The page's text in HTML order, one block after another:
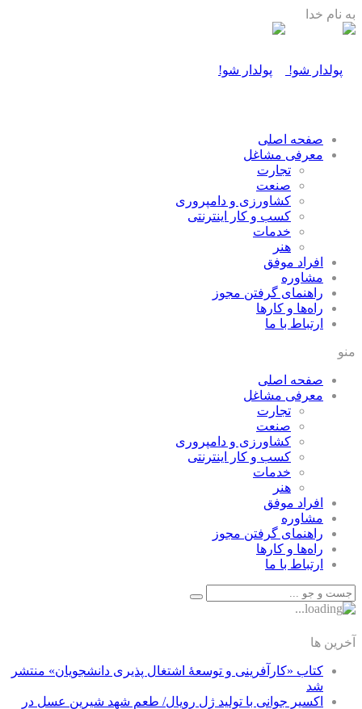
به نام خدا
صفحه اصلی
معرفی مشاغل
تجارت
صنعت
كشاورزی و دامپروری
كسب و كار اينترنتی
خدمات
هنر
افراد موفق
مشاوره
راهنمای گرفتن مجوز
راه‌ها و كارها
ارتباط با ما
منو
صفحه اصلی
معرفی مشاغل
تجارت
صنعت
كشاورزی و دامپروری
كسب و كار اينترنتی
خدمات
هنر
افراد موفق
مشاوره
راهنمای گرفتن مجوز
راه‌ها و كارها
ارتباط با ما
آخرین ها
کتاب «کارآفرینی و توسعۀ اشتغال پذیری دانشجویان» منتشر
شد
اکسیر جوانی با تولید ژل رویال/ طعم شهد شیرین عسل‌ در